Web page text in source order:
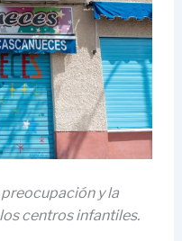
y la
centros infantiles.